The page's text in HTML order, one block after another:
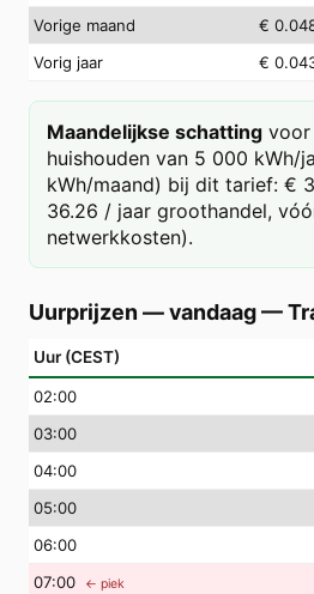
Vorige maand
€
Vorig jaar
€
Maandelijkse schatting voor
huishouden van 5 000 kWh/
kWh/maand) bij dit tarief: €
36.26 / jaar groothandel,
netwerkkosten).
Uurprijzen — vandaag—
Uur (CEST)
02:00
03:00
04:00
05:00
06:00
07:00 ← piek